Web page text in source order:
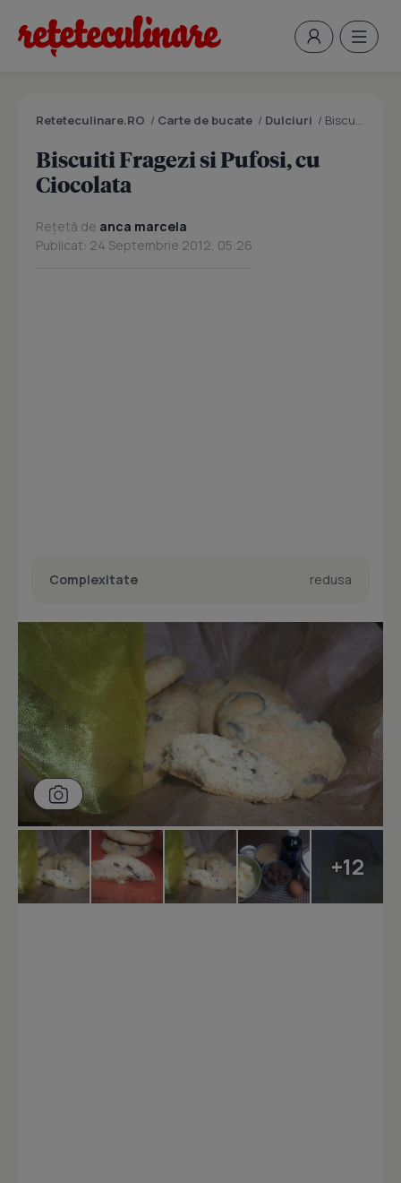
Reteteculinare.RO / Carte de bucate / Dulciuri / Biscuiti Fragezi si Pufosi, cu Ciocolata
Biscuiti Fragezi si Pufosi, cu
Ciocolata
Rețetă de anca marcela
Publicat: 24 Septembrie 2012, 05:26
Complexitate redusa
+12